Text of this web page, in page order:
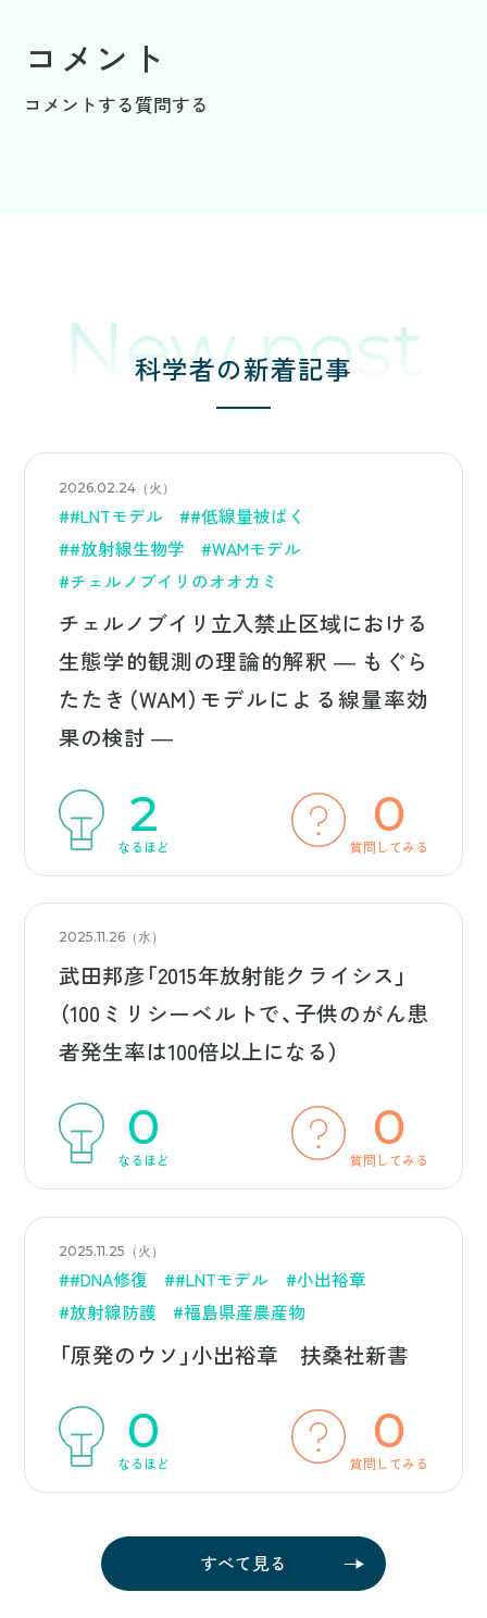
コメント
コメントする質問する
科学者の新着記事
New post
2026.02.24（火）
##LNTモデル
##低線量被ばく
##放射線生物学
#WAMモデル
#チェルノブイリのオオカミ
チェルノブイリ立入禁止区域における
生態学的観測の理論的解釈 ― もぐら
たたき（WAM）モデルによる線量率効
果の検討 ―
2
なるほど
0
質問してみる
2025.11.26（水）
武田邦彦「2015年放射能クライシス」
（100ミリシーベルトで、子供のがん患
者発生率は100倍以上になる）
0
なるほど
0
質問してみる
2025.11.25（火）
##DNA修復 ##LNTモデル
#小出裕章
#放射線防護
#福島県産農産物
「原発のウソ」小出裕章 扶桑社新書
0
なるほど
0
質問してみる
すべて見る